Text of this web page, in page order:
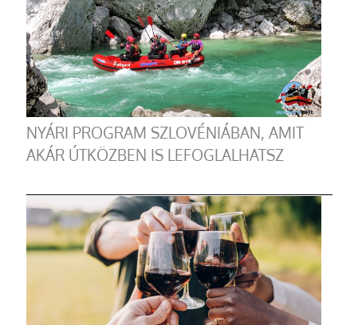
NYÁRI PROGRAM SZLOVÉNIÁBAN, AMIT
AKÁR ÚTKÖZBEN IS LEFOGLALHATSZ